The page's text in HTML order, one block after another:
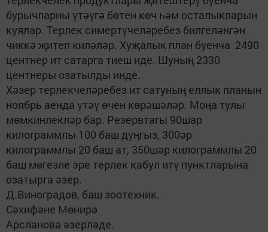
бурычларны үтәүгә бөтен көч һәм осталыкларын
куялар. Терлек симертүчеләребез билгеләнгән
чиккә җитеп киләләр. Хуҗалык план буенча 2490
центнер ит сатарга тиеш иде. Шуның 2330
центнеры озатылды инде.
Хәзер терлекчеләребез ит сатуның еллык планын
ноябрь аенда үтәү өчен көрәшәләр. Моңа тулы
мөмкинлекләр бар. Резервтагы 90шар
килограммлы 100 баш дуңгыз, 300әр
килограммлы 20 баш ат, 350шәр килограммлы 20
баш мөгезле эре терлек кабул итү пунктларына
озатырга әзер.
Д.Виноградов, баш зоотехник.
Сәхифәне Мөнирә
Арсланова әзерләде.